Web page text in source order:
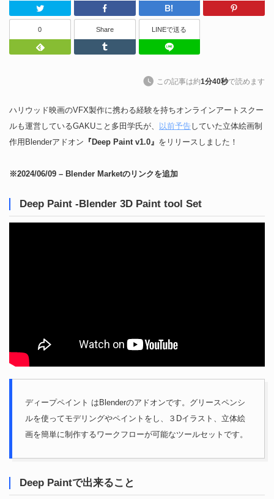
Twitter Facebook はてなブッ
0
Feedly
Share
Tumblr
LINEで送る
この記事は約1分40秒で読めます
ハリウッド映画のVFX製作に携わる経験を持ちオンラインアートスクー
ルも運営しているGAKUこと多田学氏が、
以前予告していた立体絵画制
作用Blenderアドオン 『Deep Paint v1.0』 をリリースしました！
※2024/06/09 – Blender Marketのリンクを追加
Deep Paint -Blender 3D Paint tool Set
ディープペイント はBlenderのアドオンです。グリースペンシ
ルを使ってモデリングやペイントをし、３Dイラスト、立体絵
画を簡単に制作するワークフローが可能なツールセットです。
Deep Paintで出来ること